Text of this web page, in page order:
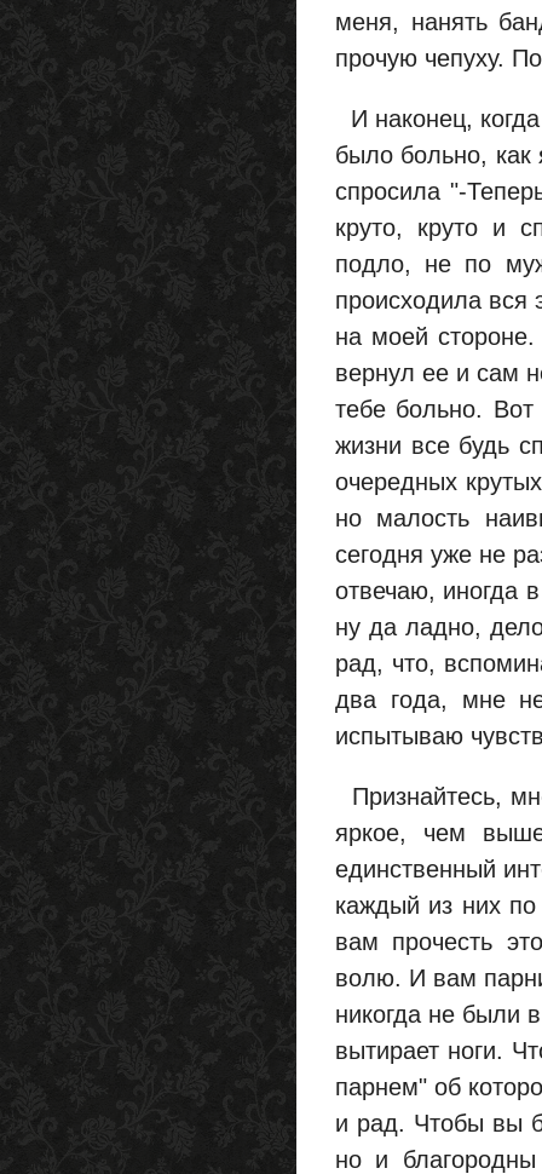
меня, нанять
прочую чепуху.
И наконец,
было больно, как
спросила "-
круто, круто и
подло, не по
происходила вся
на моей
вернул ее и сам
тебе больно.
жизни все будь
очередных
но малость
сегодня уже не
отвечаю, иногда
ну да ладно,
рад, что,
два года, мне
испытываю
Признайтесь,
яркое, чем
единственный
каждый из них
вам прочесть
волю. И вам
никогда не были
вытирает ноги.
парнем" об
и рад. Чтобы вы
но и